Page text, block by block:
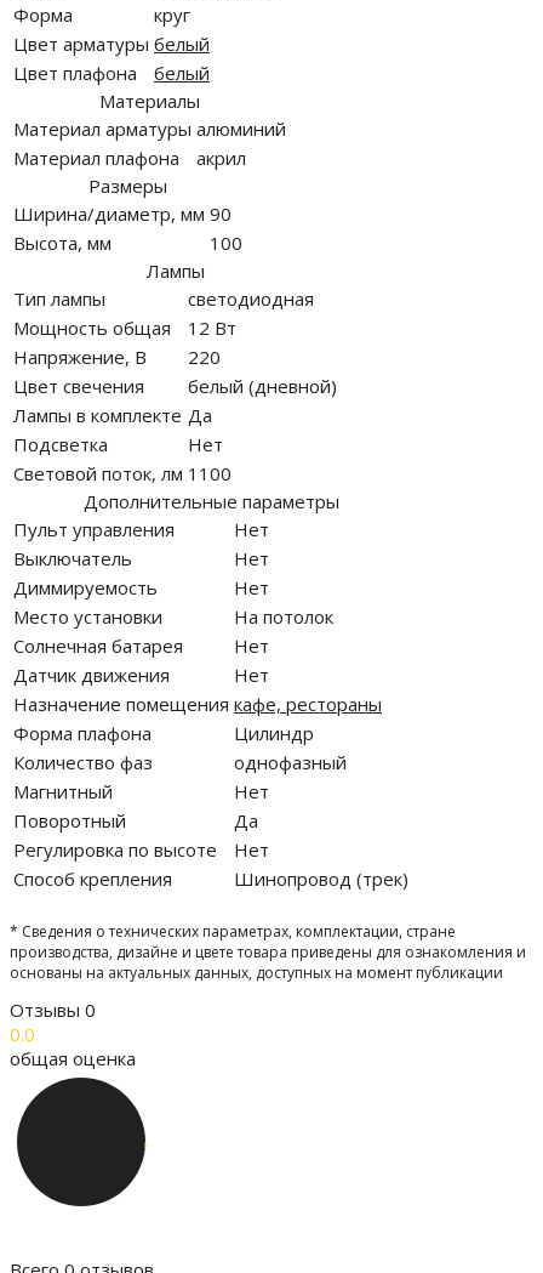
Форма
круг
Цвет арматуры белый
Цвет плафона
белый
Материалы
Материал арматуры алюминий
Материал плафона
акрил
Размеры
Ширина/диаметр, мм 90
Высота, мм
100
Лампы
Тип лампы
светодиодная
Мощность общая
12 Вт
Напряжение, В
220
Цвет свечения
белый (дневной)
Лампы в комплекте Да
Подсветка
Нет
Световой поток, лм 1100
Дополнительные параметры
Пульт управления
Нет
Выключатель
Нет
Диммируемость
Нет
Место установки
На потолок
Солнечная батарея
Нет
Датчик движения
Нет
Назначение помещения кафе, рестораны
Форма плафона
Цилиндр
Количество фаз
однофазный
Магнитный
Нет
Поворотный
Да
Регулировка по высоте
Нет
Способ крепления
Шинопровод (трек)
* Сведения о технических параметрах, комплектации, стране
производства, дизайне и цвете товара приведены для ознакомления и
основаны на актуальных данных, доступных на момент публикации
Отзывы 0
0.0
общая оценка